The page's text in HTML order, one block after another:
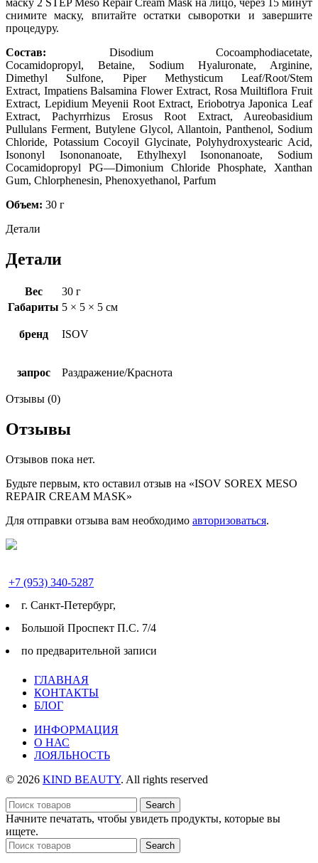
маску 2 STEP Meso Repair Cream Mask на лицо, через 15 минут
снимите маску, впитайте остатки сыворотки и завершите
процедуру.
Состав: Disodium Cocoamphodiacetate,
Cocamidopropyl, Betaine, Sodium Hyaluronate, Arginine,
Dimethyl Sulfone, Piper Methysticum Leaf/Root/Stem
Extract, Impatiens Balsamina Flower Extract, Rosa Muiltiflora Fruit
Extract, Lepidium Meyenii Root Extract, Eriobotrya Japonica Leaf
Extract, Pachyrrhizus Erosus Root Extract, Aureobasidium
Pullulans Ferment, Butylene Glycol, Allantoin, Panthenol, Sodium
Chloride, Potassium Cocoyil Glycinate, Polyhydroxystearic Acid,
Isononyl Isononanoate, Ethylhexyl Isononanoate, Sodium
Cocamidopropyl PG—Dimonium Chloride Phosphate, Xanthan
Gum, Chlorphenesin, Phenoxyethanol, Parfum
Объем: 30 г
Детали
Детали
Вес
30 г
Габариты 5 × 5 × 5 см
бренд ISOV
запрос Раздражение/Краснота
Отзывы (0)
Отзывы
Отзывов пока нет.
Будьте первым, кто оставил отзыв на «ISOV SOREX MESO
REPAIR CREAM MASK»
Для отправки отзыва вам необходимо авторизоваться.
+7 (953) 340-5287
г. Cанкт-Петербург,
Большой Проспект П.С. 7/4
по предварительной записи
ГЛАВНАЯ
КОНТАКТЫ
БЛОГ
ИНФОРМАЦИЯ
О НАС
ЛОЯЛЬНОСТЬ
© 2026 KIND BEAUTY. All rights reserved
Search
Начните печатать, чтобы увидеть продукты, которые вы
ищете.
Search